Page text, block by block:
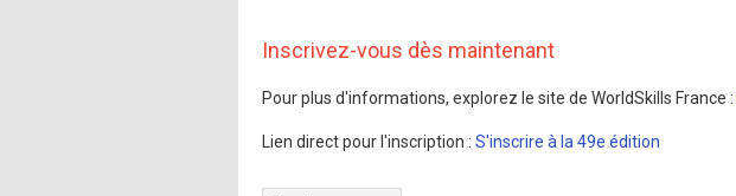
Inscrivez-vous dès maintenant
Pour plus d'informations, explorez le site de WorldSkills France :
Lien direct pour l'inscription : S'inscrire à la 49e édition